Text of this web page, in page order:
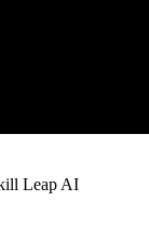
Leap AI